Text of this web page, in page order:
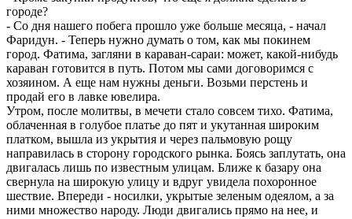
городе?
- Со дня нашего побега прошло уже больше месяца, - начал
Фаридун. - Теперь нужно думать о том, как мы покинем
город. Фатима, загляни в караван-сараи: может, какой-нибудь
караван готовится в путь. Потом мы сами договоримся с
хозяином. А еще нам нужны деньги. Возьми перстень и
продай его в лавке ювелира.
Утром, после молитвы, в мечети стало совсем тихо. Фатима,
облаченная в голубое платье до пят и укутанная широким
платком, вышла из укрытия и через пальмовую рощу
направилась в сторону городского рынка. Боясь заплутать, она
двигалась лишь по известным улицам. Ближе к базару она
свернула на широкую улицу и вдруг увидела похоронное
шествие. Впереди - носилки, укрытые зеленым одеялом, а за
ними множество народу. Люди двигались прямо на нее, и